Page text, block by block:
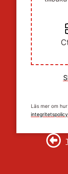
Läs mer om
integritetspolicy